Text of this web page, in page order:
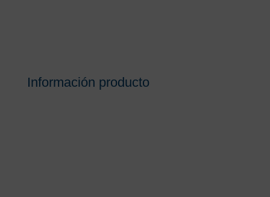
Información producto